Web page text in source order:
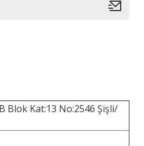
Blok Kat:13 No:2546 Şişli/